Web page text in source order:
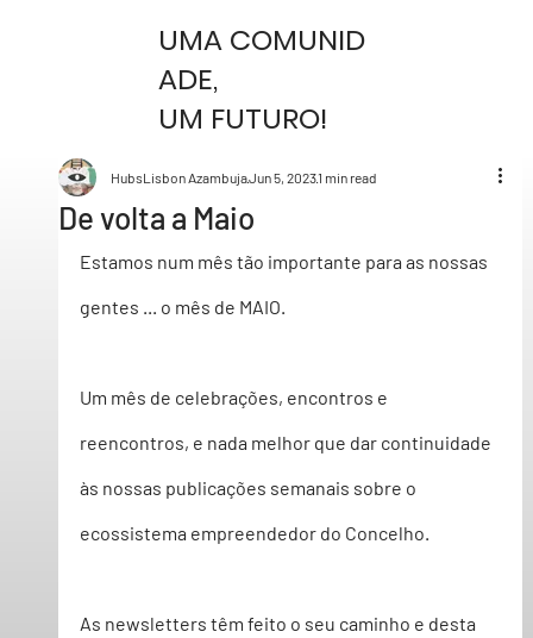
UMA COMUNID
ADE,
UM FUTURO!
De volta a Maio
HubsLisbon AzambujaJun 5, 20231 min read
Estamos num mês tão importante para as nossas
gentes ... o mês de MAIO.
Um mês de celebrações, encontros e
reencontros, e nada melhor que dar continuidade
às nossas publicações semanais sobre o
ecossistema empreendedor do Concelho.
As newsletters têm feito o seu caminho e desta